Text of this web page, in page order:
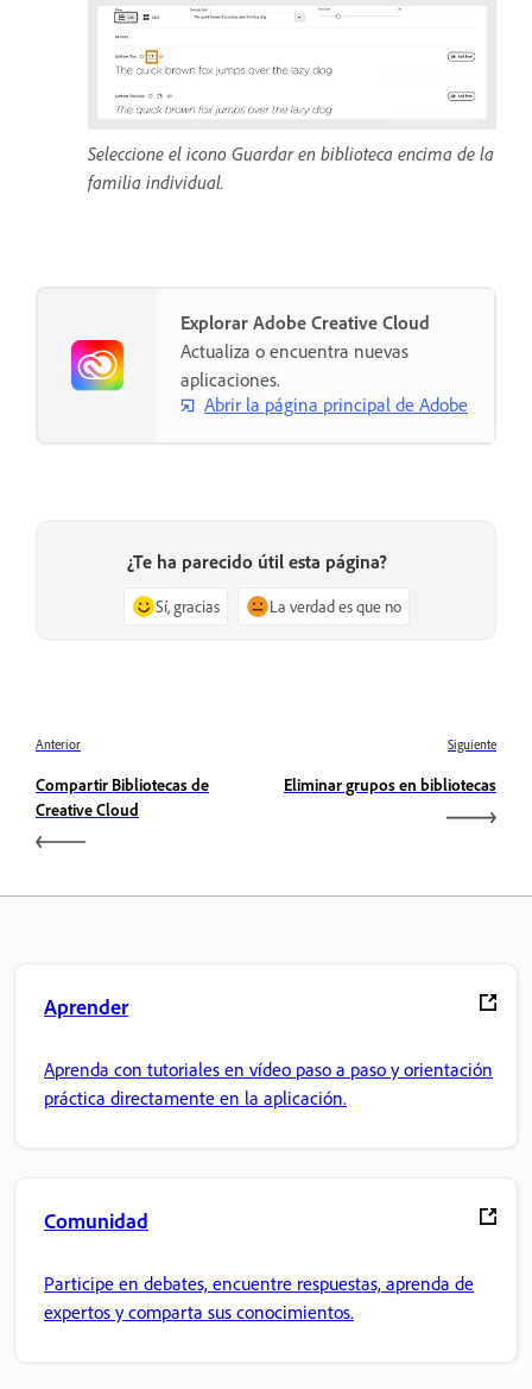
Seleccione el icono Guardar en biblioteca encima de la
familia individual.
Explorar Adobe Creative Cloud
Actualiza o encuentra nuevas
aplicaciones.
Abrir la página principal de Adobe
¿Te ha parecido útil esta página?
Sí, gracias La verdad es que no
Anterior
Compartir Bibliotecas de
Creative Cloud
Siguiente
Eliminar grupos en bibliotecas
Aprender
Aprenda con tutoriales en vídeo paso a paso y orientación
práctica directamente en la aplicación.
Comunidad
Participe en debates, encuentre respuestas, aprenda de
expertos y comparta sus conocimientos.